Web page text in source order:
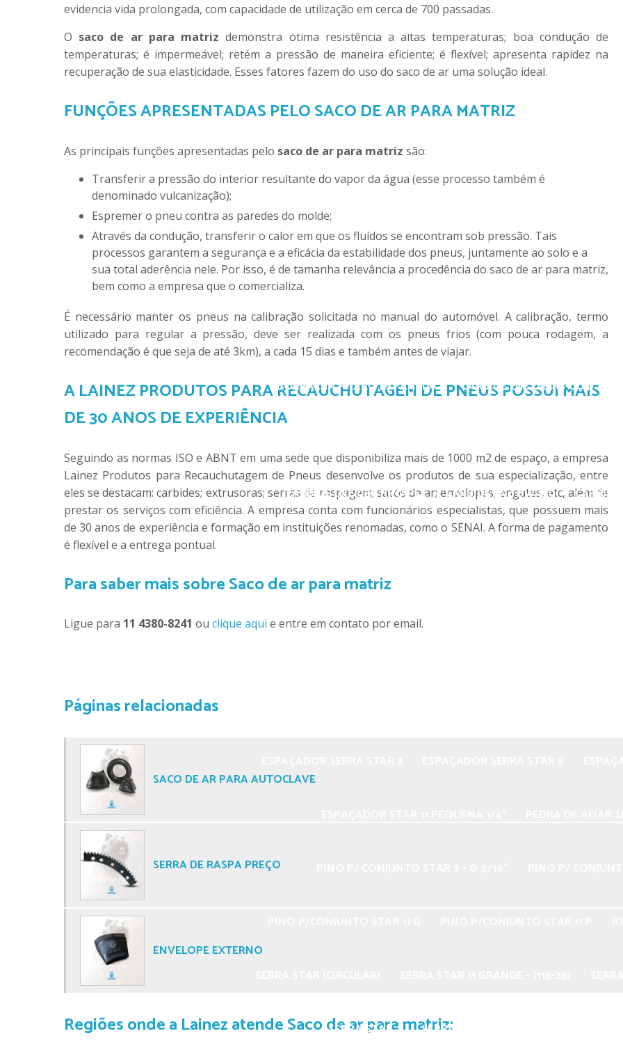
GIZ AMARELO GRANDE 245MM X 25MM GIZ AMARELO GRANDE
GIZ BRANCO
GIZ BRANCO GRANDE
GIZ BRANCO PEQUENO CX C/ 12 PÇS LANTERNA DE CABEÇA C/
LANTERNA DE INSPEÇÃO RECARREGÁVEL 10W - 600LM (SGT-8502)
BORRACHA P/ ARO EXPANSIVO
CARBIDE LNZ 024 (S-004)
CARBIDE LNZ 030 HIMAPEL CARBIDE LNZ DW 150 CARBIDE
SERRA STAR 2 SERRA STAR 3
evidencia vida prolongada, com capacidade de utilização em cerca de 700 passadas.
O saco de ar para matriz demonstra ótima resistência a altas temperaturas; boa condução de
temperaturas; é impermeável; retém a pressão de maneira eficiente; é flexível; apresenta rapidez na
recuperação de sua elasticidade. Esses fatores fazem do uso do saco de ar uma solução ideal.
FUNÇÕES APRESENTADAS PELO SACO DE AR PARA MATRIZ
As principais funções apresentadas pelo saco de ar para matriz são:
Transferir a pressão do interior resultante do vapor da água (esse processo também é
denominado vulcanização);
Espremer o pneu contra as paredes do molde;
Através da condução, transferir o calor em que os fluídos se encontram sob pressão. Tais
processos garantem a segurança e a eficácia da estabilidade dos pneus, juntamente ao solo e a
sua total aderência nele. Por isso, é de tamanha relevância a procedência do saco de ar para matriz,
bem como a empresa que o comercializa.
É necessário manter os pneus na calibração solicitada no manual do automóvel. A calibração, termo
utilizado para regular a pressão, deve ser realizada com os pneus frios (com pouca rodagem, a
recomendação é que seja de até 3km), a cada 15 dias e também antes de viajar.
A LAINEZ PRODUTOS PARA RECAUCHUTAGEM DE PNEUS POSSUI MAIS
DE 30 ANOS DE EXPERIÊNCIA
Seguindo as normas ISO e ABNT em uma sede que disponibiliza mais de 1000 m2 de espaço, a empresa
Lainez Produtos para Recauchutagem de Pneus desenvolve os produtos de sua especialização, entre
eles se destacam: carbides; extrusoras; serras de raspagem; sacos de ar; envelopes; engates, etc, além de
prestar os serviços com eficiência. A empresa conta com funcionários especialistas, que possuem mais
de 30 anos de experiência e formação em instituições renomadas, como o SENAI. A forma de pagamento
é flexível e a entrega pontual.
Para saber mais sobre Saco de ar para matriz
Ligue para 11 4380-8241 ou clique aqui e entre em contato por email.
Páginas relacionadas
SACO DE AR PARA AUTOCLAVE
SERRA DE RASPA PREÇO
ENVELOPE EXTERNO
Regiões onde a Lainez atende Saco de ar para matriz: